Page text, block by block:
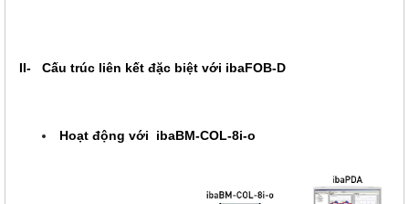
II- Cấu trúc liên kết đặc biệt với ibaFOB-D
Hoạt động với ibaBM-COL-8i-o